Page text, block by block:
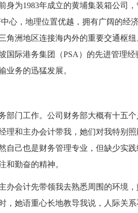
身为1983年成立的黄埔集装箱公司
心，地理位置优越，拥有广阔的经
角洲地区连接海内外的重要交通枢
国际港务集团（PSA）的先进管理
业务的迅猛发展。
门工作。公司财务部大概有十五个
理和主办会计带我，她们对我特别
自己也是财务管理专业，但缺少实
和勤奋的精神。
会计先带领我去熟悉周围的环境，
，她语重心长地教导我说，人际关